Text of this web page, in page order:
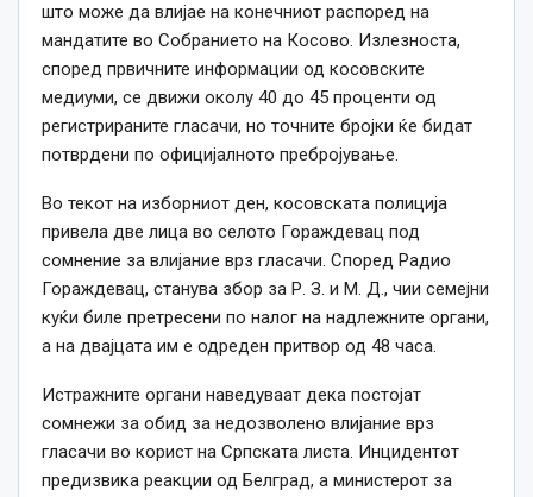
што може да влијае на конечниот распоред на
мандатите во Собранието на Косово. Излезноста,
според првичните информации од косовските
медиуми, се движи околу 40 до 45 проценти од
регистрираните гласачи, но точните бројки ќе бидат
потврдени по официјалното пребројување.
Во текот на изборниот ден, косовската полиција
привела две лица во селото Гораждевац под
сомнение за влијание врз гласачи. Според Радио
Гораждевац, станува збор за Р. З. и М. Д., чии семејни
куќи биле претресени по налог на надлежните органи,
а на двајцата им е одреден притвор од 48 часа.
Истражните органи наведуваат дека постојат
сомнежи за обид за недозволено влијание врз
гласачи во корист на Српската листа. Инцидентот
предизвика реакции од Белград, а министерот за